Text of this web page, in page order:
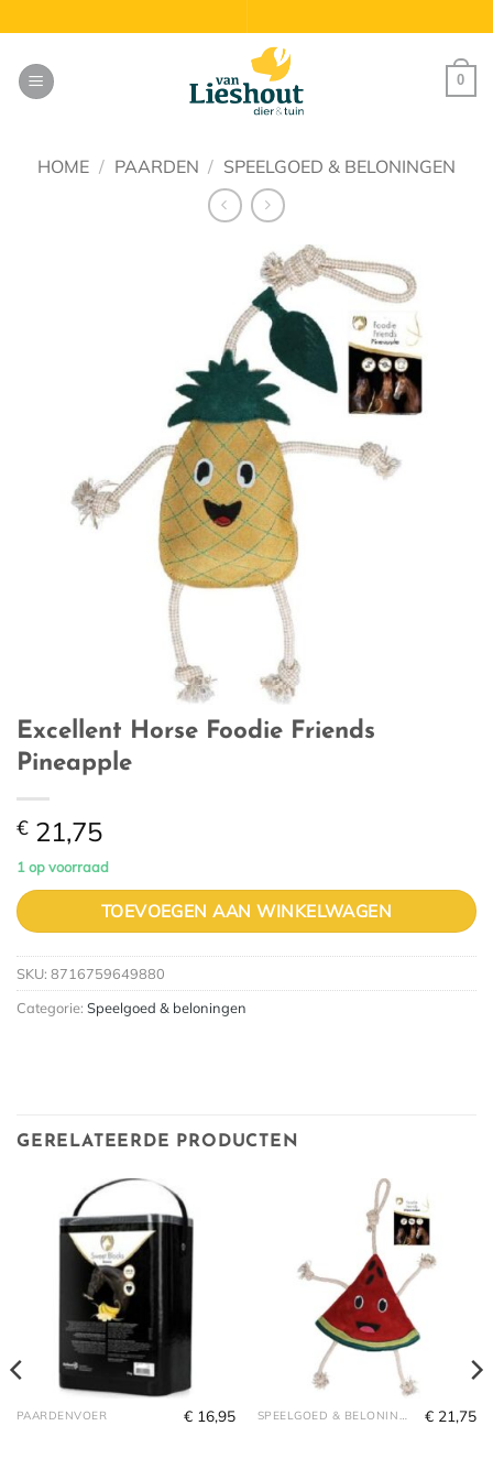
naar
inhoud
0
HOME / PAARDEN / SPEELGOED & BELONINGEN
Excellent Horse Foodie Friends
Pineapple
€ 21,75
1 op voorraad
TOEVOEGEN AAN WINKELWAGEN
SKU: 8716759649880
Categorie: Speelgoed & beloningen
GERELATEERDE PRODUCTEN
PAARDENVOER € 16,95 SPEELGOED & BELONINGEN € 21,75